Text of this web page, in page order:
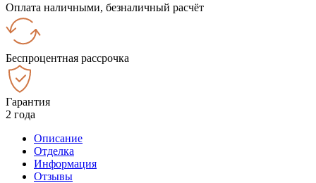
Оплата наличными, безналичный расчёт
Беспроцентная рассрочка
Гарантия
2 года
Описание
Отделка
Информация
Отзывы